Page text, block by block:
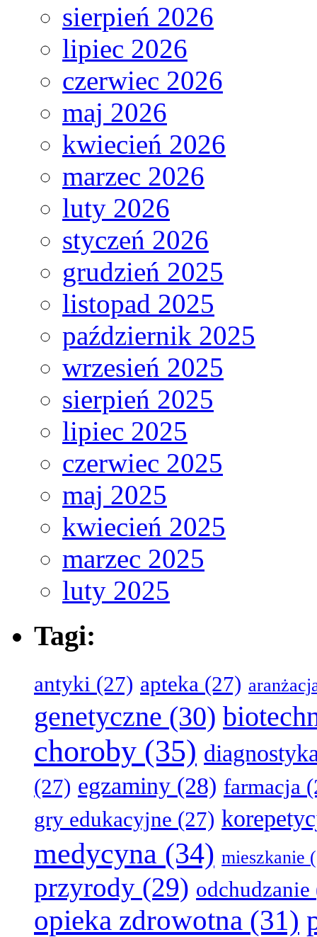
sierpień 2026
lipiec 2026
czerwiec 2026
maj 2026
kwiecień 2026
marzec 2026
luty 2026
styczeń 2026
grudzień 2025
listopad 2025
październik 2025
wrzesień 2025
sierpień 2025
lipiec 2025
czerwiec 2025
maj 2025
kwiecień 2025
marzec 2025
luty 2025
Tagi:
antyki (27) apteka (27)
genetyczne (30)
choroby (35)
(27) egzaminy (28) farmacja
gry edukacyjne (27)
medycyna (34) mieszkanie
przyrody (29) odchudzanie
opieka zdrowotna (31)